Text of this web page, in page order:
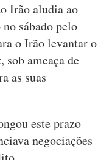
Irão aludia ao
sábado pelo
o Irão levantar o
ameaça de
as suas
este prazo
negociações